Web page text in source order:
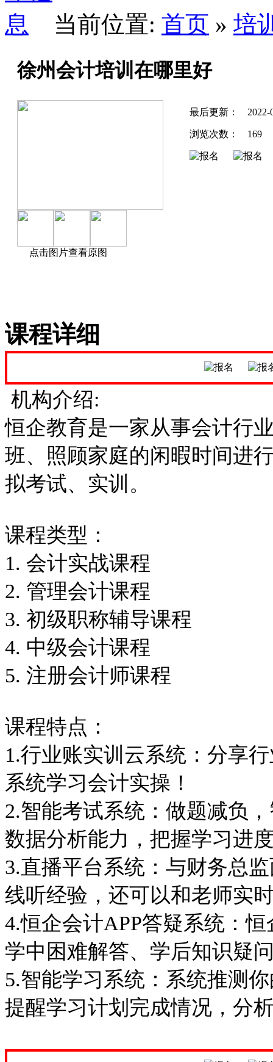
当前位置: 首页 » 培
徐州会计培训在哪里好
点击图片查看原图
最后更新： 2022-
浏览次数： 169
课程详细
机构介绍:
恒企教育是一家从事会计行
班、照顾家庭的闲暇时间进
拟考试、实训。
课程类型：
1. 会计实战课程
2. 管理会计课程
3. 初级职称辅导课程
4. 中级会计课程
5. 注册会计师课程
课程特点：
1.行业账实训云系统：分享
系统学习会计实操！
2.智能考试系统：做题减负
数据分析能力，把握学习进
3.直播平台系统：与财务总
线听经验，还可以和老师实
4.恒企会计APP答疑系统：
学中困难解答、学后知识疑
5.智能学习系统：系统推测
提醒学习计划完成情况，分